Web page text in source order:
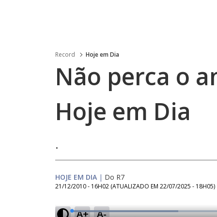
Record Hoje em Dia
Não perca o
Hoje em Dia
.
HOJE EM DIA | Do R7
21/12/2010 - 16H02 (ATUALIZADO EM 22/07/2025 - 18H05)
A+ A- L